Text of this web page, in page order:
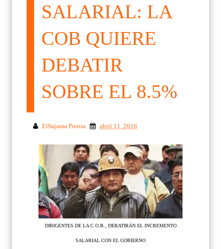
SALARIAL: LA
COB QUIERE
DEBATIR
SOBRE EL 8.5%
ElSajama Prensa abril 11, 2016
DIRIGENTES DE LA C.O.B., DEBATIRÁN EL INCREMENTO
SALARIAL CON EL GOBIERNO